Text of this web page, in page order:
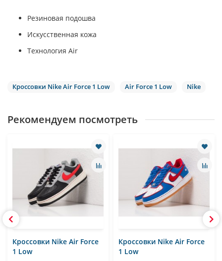
Резиновая подошва
Искусственная кожа
Технология Air
Кроссовки Nike Air Force 1 Low Air Force 1 Low Nike
Рекомендуем посмотреть
Кроссовки Nike Air Force
1 Low
Кроссовки Nike Air Force
1 Low